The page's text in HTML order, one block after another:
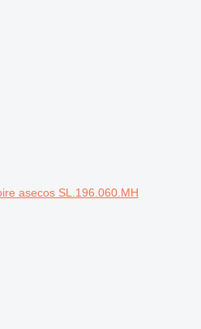
asecos SL.196.060.MH